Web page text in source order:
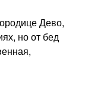
Дево,
но от бед